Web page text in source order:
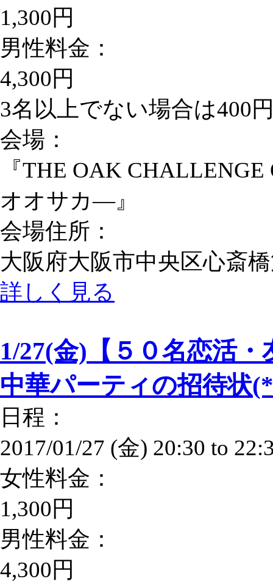
1,300円
男性料金：
4,300円
3名以上でない場合は400
会場：
『THE OAK
オオサカ―』
会場住所：
大阪府大阪市中央区心斎
詳しく見る
1/27(金)【５０名恋活
中華パーティの招待状
日程：
2017/01/27 (金) 20:30 to
女性料金：
1,300円
男性料金：
4,300円